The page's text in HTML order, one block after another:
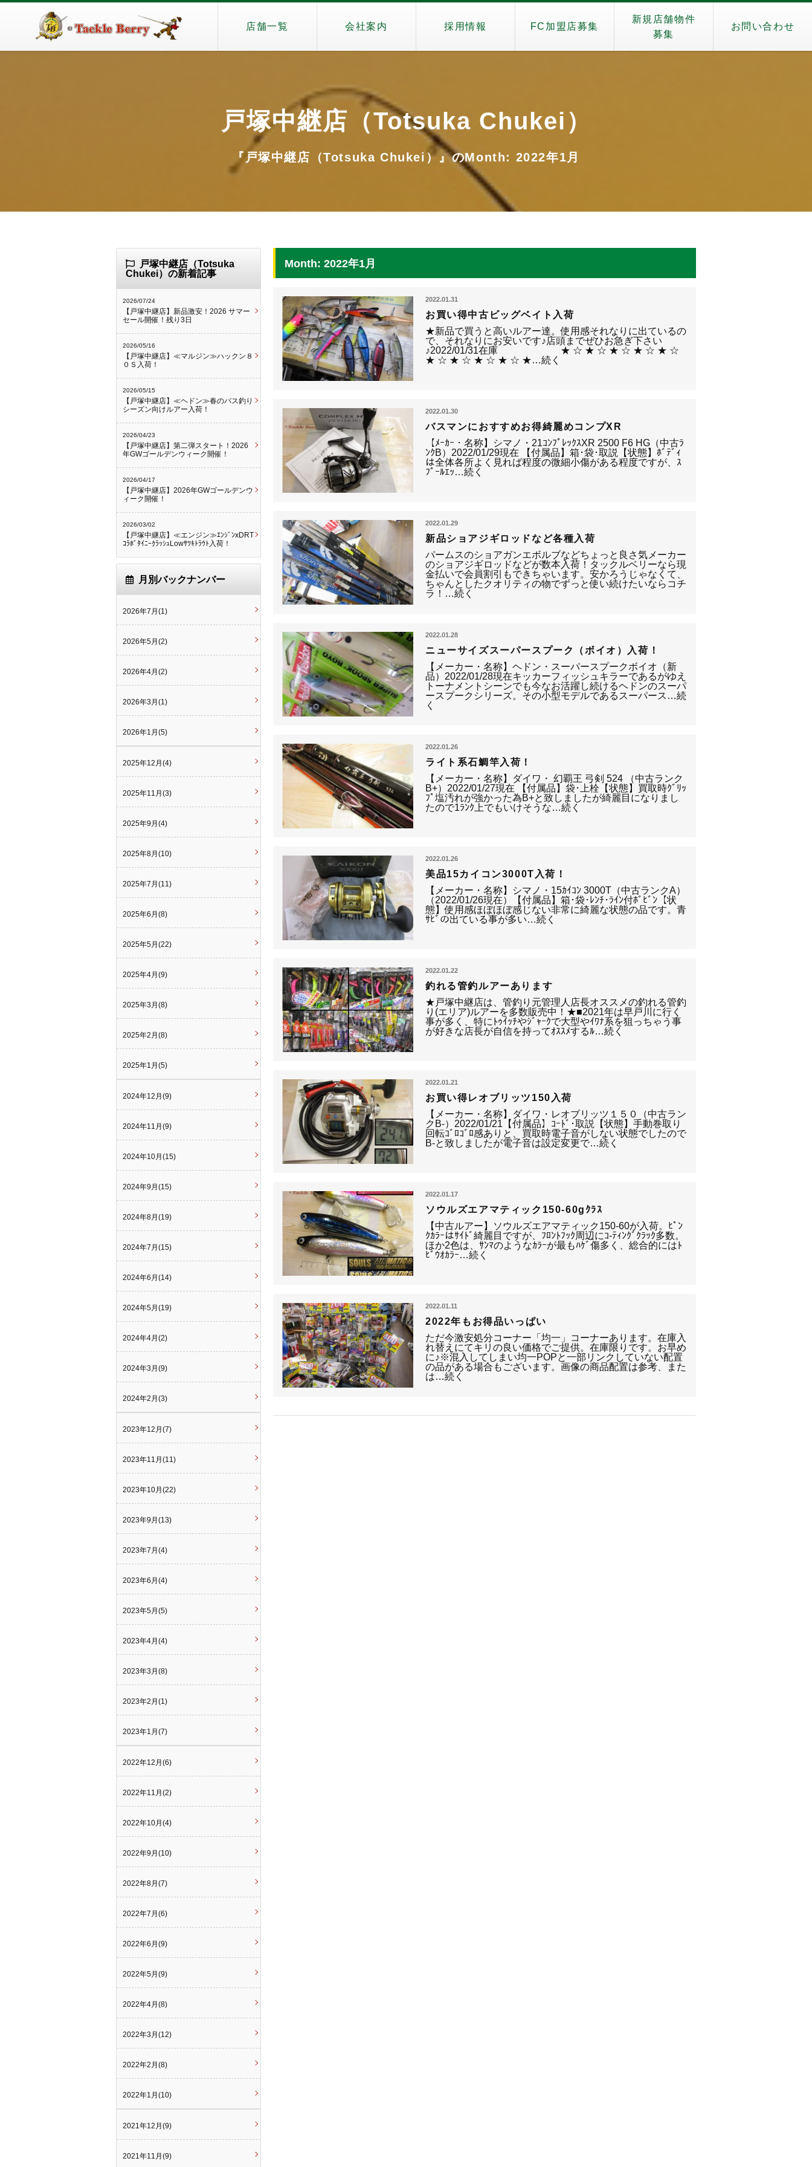
店舗一覧 会社案内 採用情報 FC加盟店募集
新規店舗物件
募集
お問い合わせ
戸塚中継店（Totsuka Chukei）
『戸塚中継店（Totsuka Chukei）』のMonth: 2022年1月
Month: 2022年1月
2022.01.31
お買い得中古ビッグベイト入荷
★新品で買うと高いルアー達。使用感それなりに出ているの
で、それなりにお安いです♪店頭までぜひお急ぎ下さい
♪2022/01/31在庫 ★ ☆ ★ ☆ ★ ☆ ★ ☆ ★ ☆
★ ☆ ★ ☆ ★ ☆ ★ ☆ ★…続く
2022.01.30
バスマンにおすすめお得綺麗めコンプXR
【ﾒｰｶｰ・名称】シマノ・21ｺﾝﾌﾟﾚｯｸｽXR 2500 F6 HG（中古ﾗ
ﾝｸB）2022/01/29現在 【付属品】箱･袋･取説【状態】ﾎﾞﾃﾞｨ
は全体各所よく見れば程度の微細小傷がある程度ですが、ｽ
ﾌﾟｰﾙｴｯ…続く
2022.01.29
新品ショアジギロッドなど各種入荷
パームスのショアガンエボルブなどちょっと良さ気メーカー
のショアジギロッドなどが数本入荷！タックルベリーなら現
金払いで会員割引もできちゃいます。安かろうじゃなくて、
ちゃんとしたクオリティの物でずっと使い続けたいならコチ
ラ！…続く
2022.01.28
ニューサイズスーパースプーク（ボイオ）入荷！
【メーカー・名称】ヘドン・スーパースプークボイオ（新
品）2022/01/28現在キッカーフィッシュキラーであるがゆえ
トーナメントシーンでも今なお活躍し続けるヘドンのスーパ
ースプークシリーズ。その小型モデルであるスーパース…続
く
2022.01.26
ライト系石鯛竿入荷！
【メーカー・名称】ダイワ・ 幻覇王 弓剣 524 （中古ランク
B+）2022/01/27現在 【付属品】袋･上栓【状態】買取時ｸﾞﾘｯ
ﾌﾟ塩汚れが強かった為B+と致しましたが綺麗目になりまし
たので1ﾗﾝｸ上でもいけそうな…続く
2022.01.26
美品15カイコン3000T入荷！
【メーカー・名称】シマノ・15ｶｲｺﾝ 3000T（中古ランクA）
（2022/01/26現在）【付属品】箱･袋･ﾚﾝﾁ･ﾗｲﾝ付ﾎﾞﾋﾞﾝ【状
態】使用感ほぼほぼ感じない非常に綺麗な状態の品です。青
ｻﾋﾞの出ている事が多い…続く
2022.01.22
釣れる管釣ルアーあります
★戸塚中継店は、管釣り元管理人店長オススメの釣れる管釣
り(エリア)ルアーを多数販売中！★■2021年は早戸川に行く
事が多く、特にﾄｩｲｯﾁやｼﾞｬｰｸで大型やｲﾜﾅ系を狙っちゃう事
が好きな店長が自信を持ってｵｽｽﾒするﾙ…続く
2022.01.21
お買い得レオブリッツ150入荷
【メーカー・名称】ダイワ・レオブリッツ１５０（中古ラン
クB-）2022/01/21【付属品】ｺｰﾄﾞ･取説【状態】手動巻取り
回転ｺﾞﾛｺﾞﾛ感ありと、買取時電子音がしない状態でしたので
B-と致しましたが電子音は設定変更で…続く
2022.01.17
ソウルズエアマティック150-60gｸﾗｽ
【中古ルアー】ソウルズエアマティック150-60が入荷。ﾋﾟﾝ
ｸｶﾗｰはｻｲﾄﾞ綺麗目ですが、ﾌﾛﾝﾄﾌｯｸ周辺にｺ-ﾃｨﾝｸﾞｸﾗｯｸ多数。
ほか2色は、ｻﾝﾏのようなｶﾗｰが最もﾊｹﾞ傷多く、総合的にはﾄ
ﾋﾞｳｵｶﾗｰ…続く
2022.01.11
2022年もお得品いっぱい
ただ今激安処分コーナー「均一」コーナーあります。在庫入
れ替えにてキリの良い価格でご提供。在庫限りです。お早め
に♪※混入してしまい均一POPと一部リンクしていない配置
の品がある場合もございます。画像の商品配置は参考、また
は…続く
戸塚中継店（Totsuka
Chukei）の新着記事
2026/07/24
【戸塚中継店】新品激安！2026 サマー
セール開催！残り3日
2026/05/16
【戸塚中継店】≪マルジン≫ハックン８
０Ｓ入荷！
2026/05/15
【戸塚中継店】≪ヘドン≫春のバス釣り
シーズン向けルアー入荷！
2026/04/23
【戸塚中継店】第二弾スタート！2026
年GWゴールデンウィーク開催！
2026/04/17
【戸塚中継店】2026年GWゴールデンウ
ィーク開催！
2026/03/02
【戸塚中継店】≪エンジン≫ｴﾝｼﾞﾝxDRT
ｺﾗﾎﾞﾀｲﾆｰｸﾗｯｼｭLowｻﾂｷﾄﾗｳﾄ入荷！
月別バックナンバー
2026年7月(1)
2026年5月(2)
2026年4月(2)
2026年3月(1)
2026年1月(5)
2025年12月(4)
2025年11月(3)
2025年9月(4)
2025年8月(10)
2025年7月(11)
2025年6月(8)
2025年5月(22)
2025年4月(9)
2025年3月(8)
2025年2月(8)
2025年1月(5)
2024年12月(9)
2024年11月(9)
2024年10月(15)
2024年9月(15)
2024年8月(19)
2024年7月(15)
2024年6月(14)
2024年5月(19)
2024年4月(2)
2024年3月(9)
2024年2月(3)
2023年12月(7)
2023年11月(11)
2023年10月(22)
2023年9月(13)
2023年7月(4)
2023年6月(4)
2023年5月(5)
2023年4月(4)
2023年3月(8)
2023年2月(1)
2023年1月(7)
2022年12月(6)
2022年11月(2)
2022年10月(4)
2022年9月(10)
2022年8月(7)
2022年7月(6)
2022年6月(9)
2022年5月(9)
2022年4月(8)
2022年3月(12)
2022年2月(8)
2022年1月(10)
2021年12月(9)
2021年11月(9)